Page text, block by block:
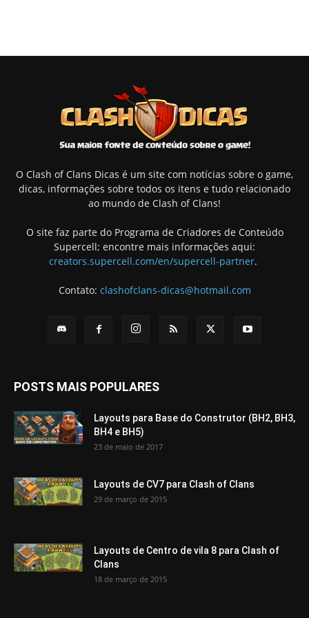
O Clash of Clans Dicas é um site com notícias sobre o game,
dicas, informações sobre todos os itens e tudo relacionado
ao mundo de Clash of Clans!
O site faz parte do Programa de Criadores de Conteúdo
Supercell; encontre mais informações aqui:
creators.supercell.com/en/supercell-partner.
Contato: clashofclans-dicas@hotmail.com
POSTS MAIS POPULARES
Layouts para Base do Construtor (BH2, BH3,
BH4 e BH5)
23 de maio de 2017
Layouts de CV7 para Clash of Clans
29 de março de 2015
Layouts de Centro de vila 8 para Clash of
Clans
18 de março de 2015